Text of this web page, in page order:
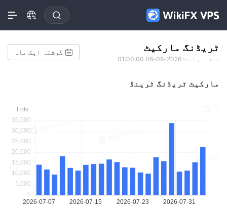
ٹریڈنگ مارکیٹ
ڈیٹا اپ ڈیٹ: 2026-08-06 01:00:00
گزشتہ ایک ماہ
مارکیٹ ٹریڈنگ ٹرینڈ